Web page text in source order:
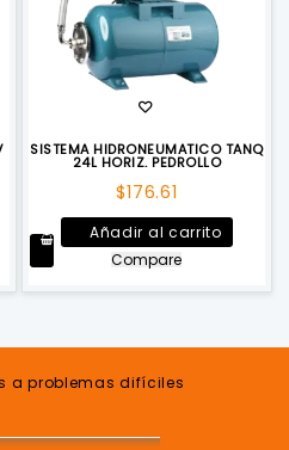
SISTEMA HIDRONEUMATICO TANQ
24L HORIZ. PEDROLLO
$176.61
Añadir al carrito
Compare
a problemas difíciles